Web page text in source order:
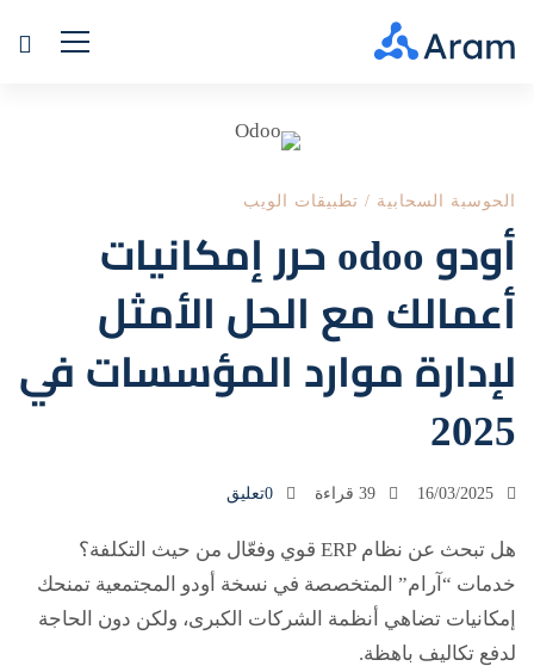
odoo
حرر
إمكانيات
أعمالك
مع
الحل
الأمثل
لإدارة
موارد
المؤسسات
الحوسبة السحابية / تطبيقات الويب
أودو odoo حرر إمكانيات
أعمالك مع الحل الأمثل
لإدارة موارد المؤسسات في
2025
0تعليق
هل تبحث عن نظام ERP قوي وفعّال من حيث التكلفة؟
خدمات “آرام” المتخصصة في نسخة أودو المجتمعية تمنحك
إمكانيات تضاهي أنظمة الشركات الكبرى، ولكن دون الحاجة
لدفع تكاليف باهظة.